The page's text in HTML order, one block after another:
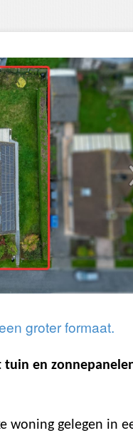
groter formaat.
tuin en
woning gelegen in